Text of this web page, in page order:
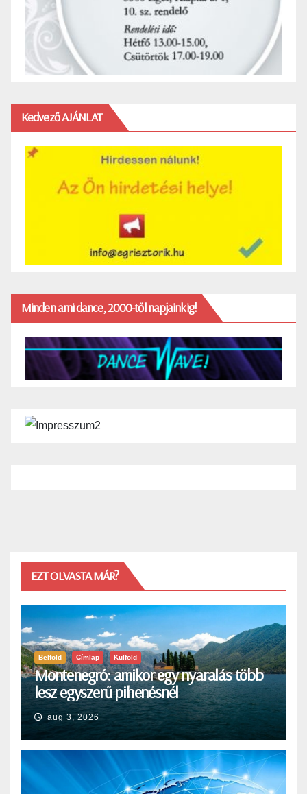
Kedvező AJÁNLAT
Minden ami dance, 2000-től napjainkig!
EZT OLVASTA MÁR?
Belföld Címlap Külföld
Montenegró: amikor egy nyaralás több
lesz egyszerű pihenésnél
aug 3, 2026